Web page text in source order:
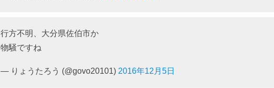
行方不明、大分県佐伯市か
物騒ですね
— りょうたろう (@govo20101) 2016年12月5日